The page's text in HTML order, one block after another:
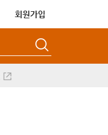
회원가입